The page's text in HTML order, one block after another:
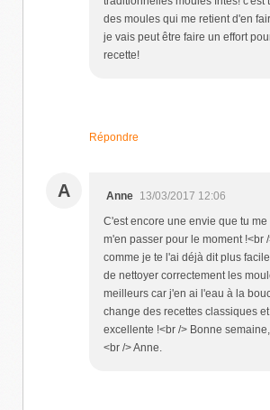
des moules qui me retient d'en
je vais peut être faire un effort
recette!
Répondre
A Anne 13/03/2017 12:06
C'est encore une envie que tu
m'en passer pour le moment !<br
comme je te l'ai déjà dit plus
de nettoyer correctement les
meilleurs car j'en ai l'eau à la
change des recettes classiques
excellente !<br /> Bonne
<br /> Anne.